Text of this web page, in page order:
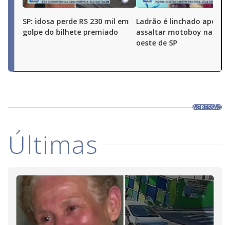
SP: idosa perde R$ 230 mil em
golpe do bilhete premiado
Ladrão é linchado após
assaltar motoboy na
oeste de SP
AGRESSÃO
Últimas